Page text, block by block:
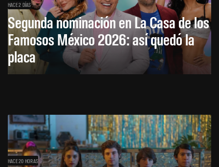
HACE 2 DÍAS
Segunda nominación en La Casa de los
Famosos México 2026: así quedó la
placa
HACE 20 HORAS